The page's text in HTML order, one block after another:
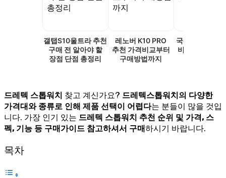
갤탭S10울트라 추천
구매 전 알아야 할
장점 단점 총정리
레노버 K10 PRO
추천 가격비교부터
구매방법까지
국산 홈캠 추천
비교와 구매가
드레텍 스톱워치 찾고 계신가요? 드레텍스톱워치의 다양한
가격대와 종류로 인해 제품 선택이 어렵다는 분들이 많을 것입
니다. 가장 인기 있는 드레텍 스톱워치 추천 순위 및 가격, 스
펙, 기능 등 구매가이드 참고하셔서 구매하시기 바랍니다.
목차